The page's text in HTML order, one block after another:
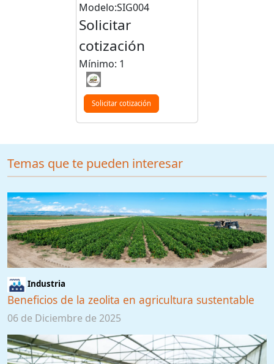
Modelo:SIG004
Solicitar
cotización
Mínimo: 1
Solicitar cotización
Temas que te pueden interesar
Industria
Beneficios de la zeolita en agricultura sustentable
06 de Diciembre de 2025